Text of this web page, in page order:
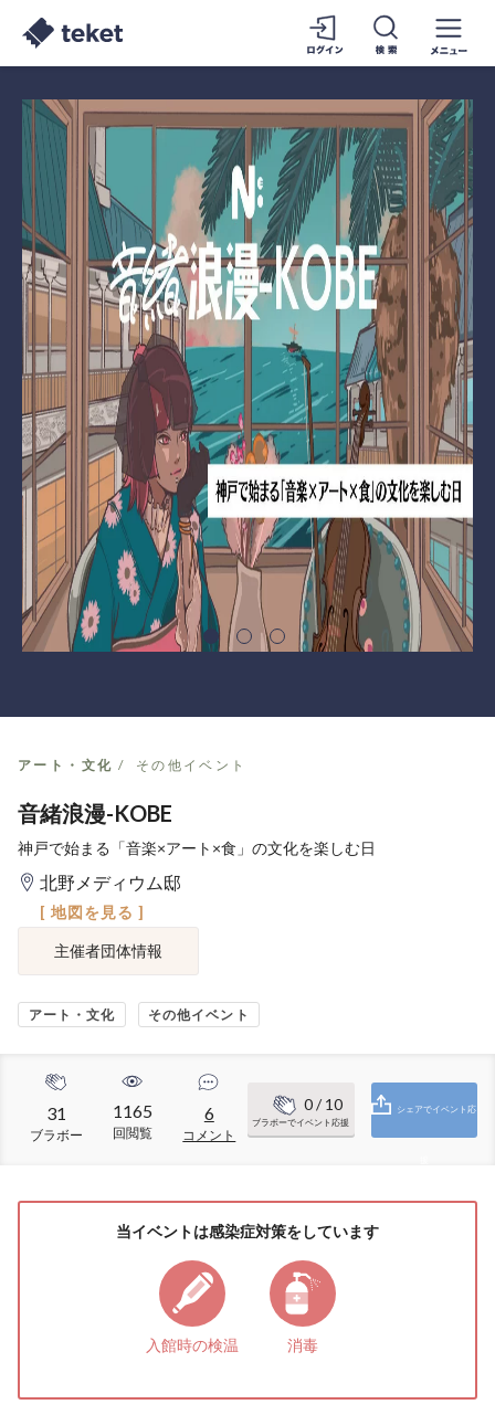
アート・文化 その他イベント
音緒浪漫-KOBE
神戸で始まる「音楽×アート×食」の文化を楽しむ日
北野メディウム邸
[ 地図を見る ]
主催者団体情報
アート・文化 その他イベント
31
ブラボー
1165
回閲覧
6
コメント
0/ 10
ブラボーでイベント応援
シェアでイベント応
当イベントは感染症対策をしています
入館時の検温 消毒